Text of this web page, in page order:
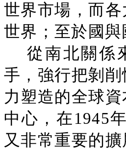
世界市場，而
世界；至於國
從南北關係
手，強行把剝
力塑造的全球
中心，在1945
又非常重要的